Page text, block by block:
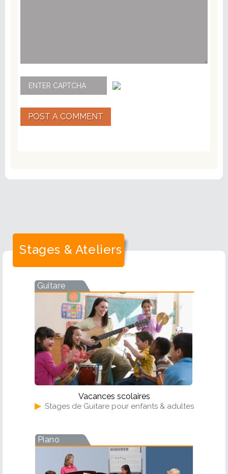
POST A COMMENT
Stages & Ateliers
Guitare
Vacances scolaires
▶ Stages de Guitare pour enfants & adultes
Piano